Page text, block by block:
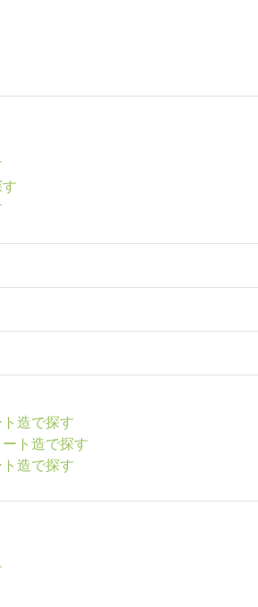
造で探す
ト造で探す
造で探す